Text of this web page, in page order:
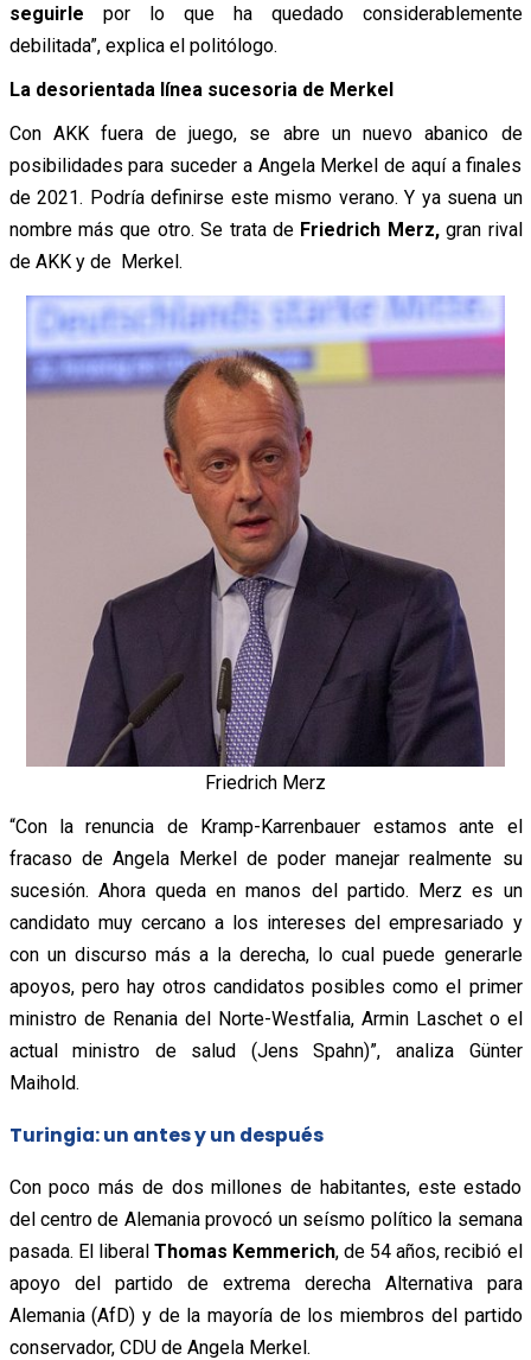
seguirle por lo que ha quedado considerablemente
debilitada”, explica el politólogo.
La desorientada línea sucesoria de Merkel
Con AKK fuera de juego, se abre un nuevo abanico de
posibilidades para suceder a Angela Merkel de aquí a finales
de 2021. Podría definirse este mismo verano. Y ya suena un
nombre más que otro. Se trata de Friedrich Merz,gran rival
de AKK y de Merkel.
Friedrich Merz
“Con la renuncia de Kramp-Karrenbauer estamos ante el
fracaso de Angela Merkel de poder manejar realmente su
sucesión. Ahora queda en manos del partido. Merz es un
candidato muy cercano a los intereses del empresariado y
con un discurso más a la derecha, lo cual puede generarle
apoyos, pero hay otros candidatos posibles como el primer
ministro de Renania del Norte-Westfalia, Armin Laschet o el
actual ministro de salud (Jens Spahn)”, analiza Günter
Maihold.
Turingia: un antes y un después
Con poco más de dos millones de habitantes, este estado
del centro de Alemania provocó un seísmo político la semana
pasada. El liberal Thomas Kemmerich, de 54 años, recibió el
apoyo del partido de extrema derecha Alternativa para
Alemania (AfD) y de la mayoría de los miembros del partido
conservador, CDU de Angela Merkel.